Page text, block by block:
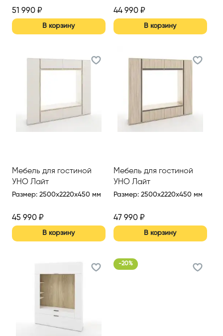
51 990 ₽
В корзину
44 990₽
В корзину
Мебель для гостиной
УНО Лайт
Размер: 2500x2220x450 мм
45 990 ₽
В корзину
Мебель для гостиной
УНО Лайт
Размер: 2500x2220x450 мм
47 990₽
В корзину
-20%